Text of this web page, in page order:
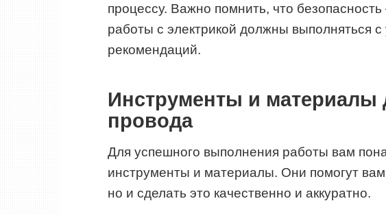
процессу. Важно помнить, что
работы с электрикой должны выполняться с
рекомендаций.
Инструменты и материалы
провода
Для успешного выполнения работы вам
инструменты и материалы. Они помогут
но и сделать это качественно и аккуратно.